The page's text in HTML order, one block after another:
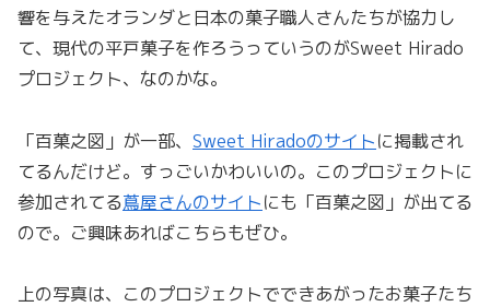
響を与えたオランダと日本の菓子職人さんたちが協力し
て、現代の平戸菓子を作ろうっていうのがSweet Hirado
プロジェクト、なのかな。
「百菓之図」が一部、 Sweet Hiradoのサイトに掲載され
てるんだけど。すっごいかわいいの。このプロジェクトに
参加されてる蔦屋さんのサイトにも「百菓之図」が出てる
ので。ご興味あればこちらもぜひ。
上の写真は、このプロジェクトでできあがったお菓子たち